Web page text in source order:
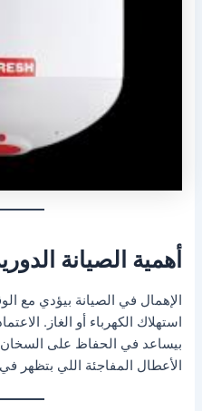
أهمية الصيانة
الإهمال في الصيانة بيؤدي مع
استهلاك الكهرباء أو الغاز.
بيساعد في الحفاظ على السخان
الأعطال المفاجئة اللي بتظهر